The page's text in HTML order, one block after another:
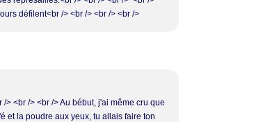
défilent<br /> <br /> <br /> <br />
<br /> <br /> Au bébut, j'ai même cru que
et la poudre aux yeux, tu allais faire ton